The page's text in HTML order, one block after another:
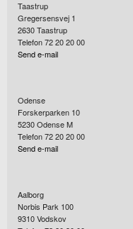
Taastrup
Gregersensvej 1
2630Taastrup
Telefon 72 20 20 00
Send e-mail
Odense
Forskerparken 10
5230Odense M
Telefon 72 20 20 00
Send e-mail
Aalborg
Norbis Park 100
9310Vodskov